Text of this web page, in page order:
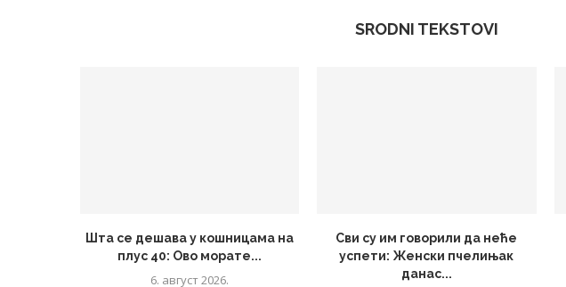
SRODNI TEKSTOVI
Шта се дешава у кошницама на
плус 40: Ово морате...
6. август 2026.
Сви су им говорили да неће
успети: Женски пчелињак
данас...